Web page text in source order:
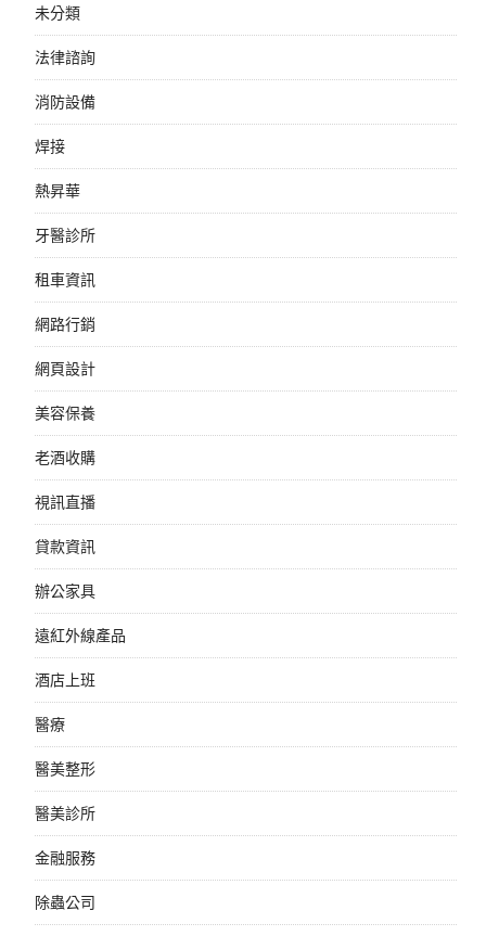
未分類
法律諮詢
消防設備
焊接
熱昇華
牙醫診所
租車資訊
網路行銷
網頁設計
美容保養
老酒收購
視訊直播
貸款資訊
辦公家具
遠紅外線產品
酒店上班
醫療
醫美整形
醫美診所
金融服務
除蟲公司